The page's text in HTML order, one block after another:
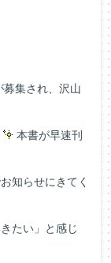
募集され、沢山
本書が早速刊
知らせにきてく
たい」と感じ